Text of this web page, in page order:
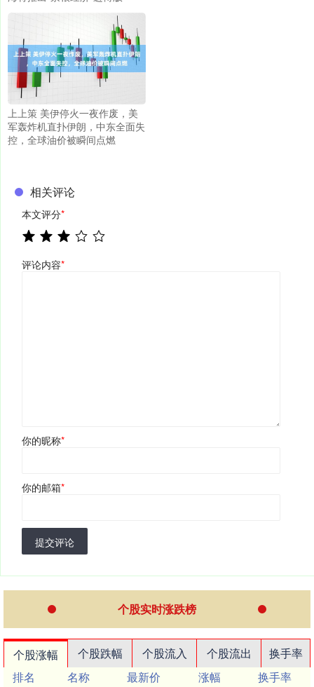
上上策 美伊停火一夜作废，美
军轰炸机直扑伊朗，中东全面失
控，全球油价被瞬间点燃
相关评论
本文评分*
评论内容*
你的昵称*
你的邮箱*
提交评论
个股实时涨跌榜
个股涨幅 个股跌幅 个股流入 个股流出
换手率
排名
名称 最新价 涨幅
换手率